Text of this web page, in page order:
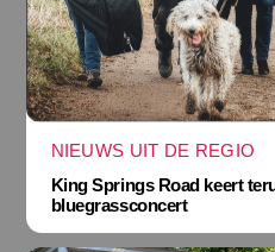
NIEUWS UIT DE REGIO
King Springs Road keert
bluegrassconcert